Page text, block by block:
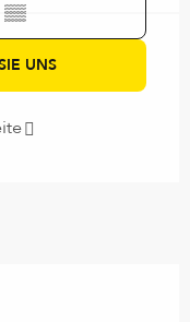
▒▒
UNS